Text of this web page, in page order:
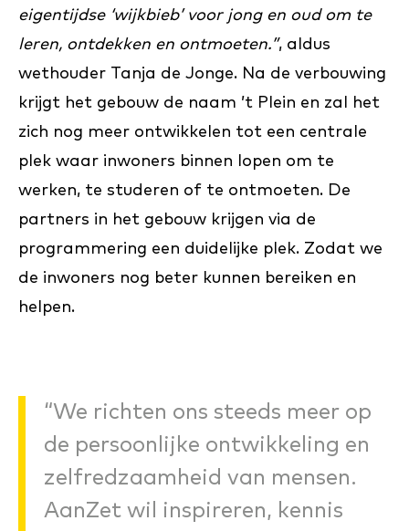
eigentijdse ‘wijkbieb’ voor jong en oud om te
leren, ontdekken en ontmoeten.”, aldus
wethouder Tanja de Jonge. Na de verbouwing
krijgt het gebouw de naam ’t Plein en zal het
zich nog meer ontwikkelen tot een centrale
plek waar inwoners binnen lopen om te
werken, te studeren of te ontmoeten. De
partners in het gebouw krijgen via de
programmering een duidelijke plek. Zodat we
de inwoners nog beter kunnen bereiken en
helpen.
“We richten ons steeds meer op
de persoonlijke ontwikkeling en
zelfredzaamheid van mensen.
AanZet wil inspireren, kennis